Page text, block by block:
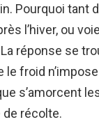
Pourquoi tant
l’hiver, ou
réponse se
froid
s’amorcent
de récolte.